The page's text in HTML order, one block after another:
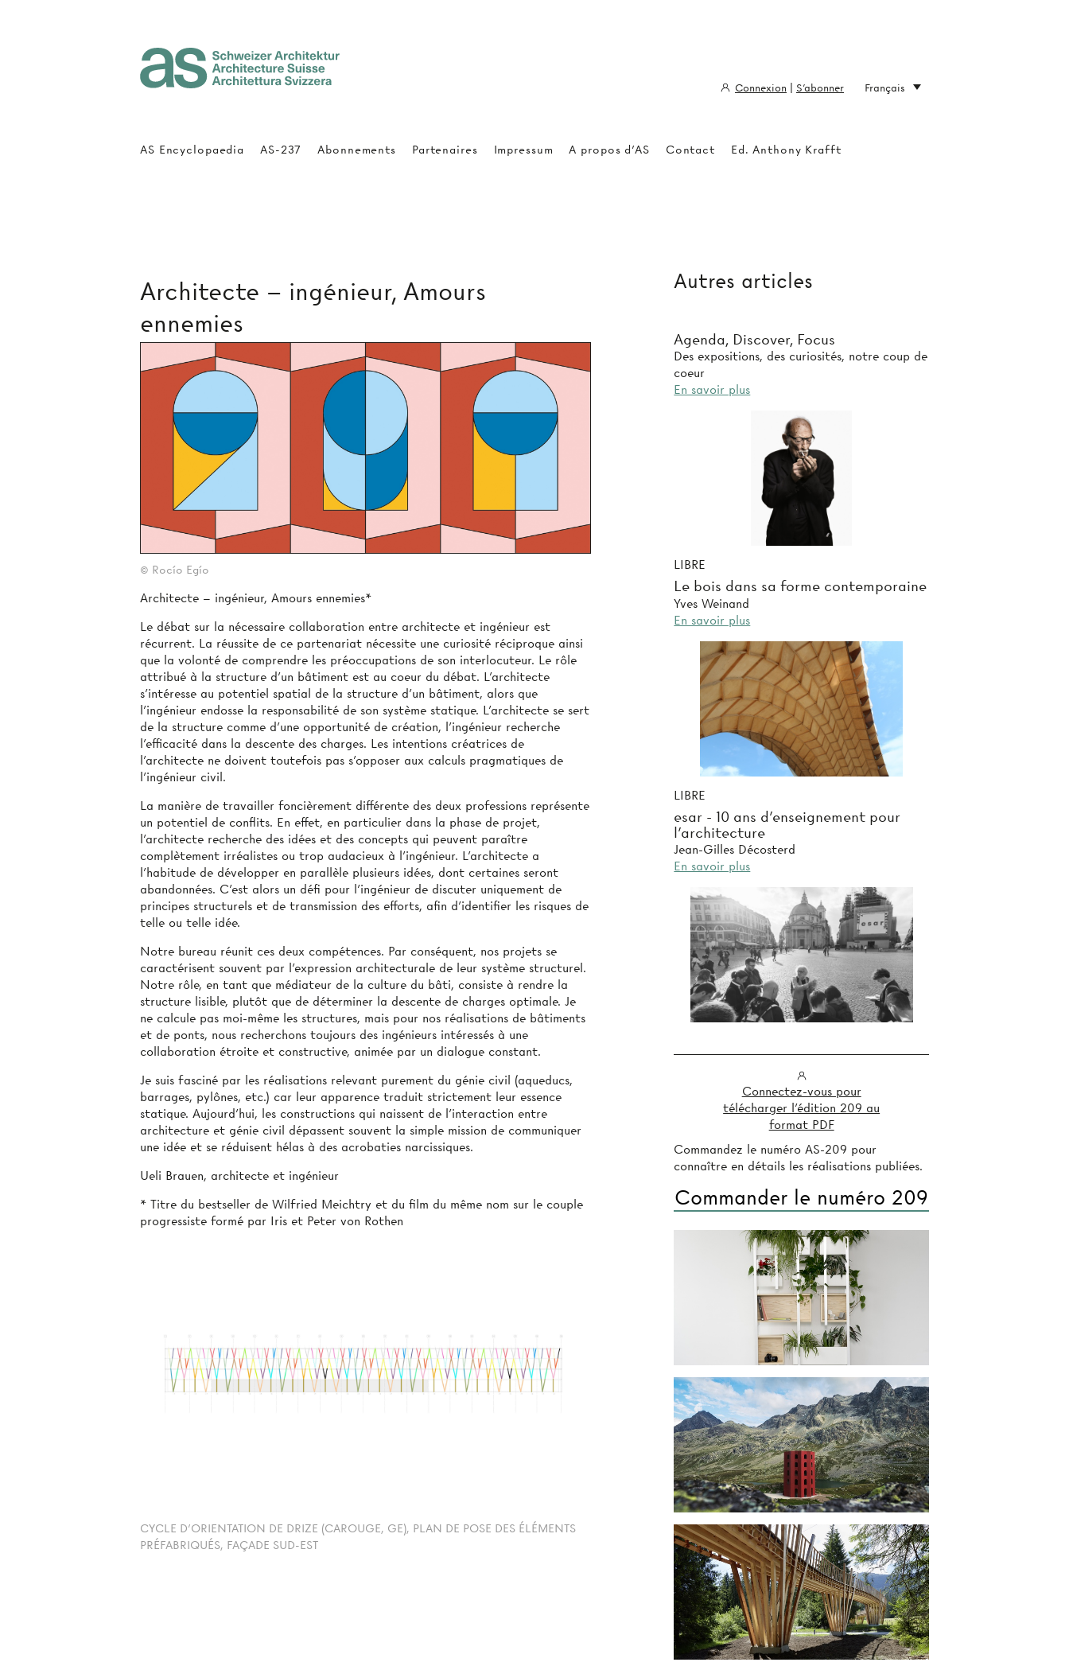
Architecte – ingénieur, Amours
ennemies
© Rocío Egío
Architecte – ingénieur, Amours ennemies*
Le débat sur la nécessaire collaboration entre architecte et ingénieur est
récurrent. La réussite de ce partenariat nécessite une curiosité réciproque ainsi
que la volonté de comprendre les préoccupations de son interlocuteur. Le rôle
attribué à la structure d’un bâtiment est au coeur du débat. L’architecte
s’intéresse au potentiel spatial de la structure d’un bâtiment, alors que
l’ingénieur endosse la responsabilité de son système statique. L’architecte se sert
de la structure comme d’une opportunité de création, l’ingénieur recherche
l’efficacité dans la descente des charges. Les intentions créatrices de
l’architecte ne doivent toutefois pas s’opposer aux calculs pragmatiques de
l’ingénieur civil.
La manière de travailler foncièrement différente des deux professions représente
un potentiel de conflits. En effet, en particulier dans la phase de projet,
l’architecte recherche des idées et des concepts qui peuvent paraître
complètement irréalistes ou trop audacieux à l’ingénieur. L’architecte a
l’habitude de développer en parallèle plusieurs idées, dont certaines seront
abandonnées. C’est alors un défi pour l’ingénieur de discuter uniquement de
principes structurels et de transmission des efforts, afin d’identifier les risques de
telle ou telle idée.
Notre bureau réunit ces deux compétences. Par conséquent, nos projets se
caractérisent souvent par l’expression architecturale de leur système structurel.
Notre rôle, en tant que médiateur de la culture du bâti, consiste à rendre la
structure lisible, plutôt que de déterminer la descente de charges optimale. Je
ne calcule pas moi-même les structures, mais pour nos réalisations de bâtiments
et de ponts, nous recherchons toujours des ingénieurs intéressés à une
collaboration étroite et constructive, animée par un dialogue constant.
Je suis fasciné par les réalisations relevant purement du génie civil (aqueducs,
barrages, pylônes, etc.) car leur apparence traduit strictement leur essence
statique. Aujourd’hui, les constructions qui naissent de l’interaction entre
architecture et génie civil dépassent souvent la simple mission de communiquer
une idée et se réduisent hélas à des acrobaties narcissiques.
Ueli Brauen, architecte et ingénieur
* Titre du bestseller de Wilfried Meichtry et du film du même nom sur le couple
progressiste formé par Iris et Peter von Rothen
CYCLE D’ORIENTATION DE DRIZE (CAROUGE, GE), PLAN DE POSE DES ÉLÉMENTS
PRÉFABRIQUÉS, FAÇADE SUD-EST
Autres articles
Agenda, Discover, Focus
Des expositions, des curiosités, notre coup de
coeur
En savoir plus
LIBRE
Le bois dans sa forme contemporaine
Yves Weinand
En savoir plus
LIBRE
esar - 10 ans d'enseignement pour
l'architecture
Jean-Gilles Décosterd
En savoir plus
Connectez-vous pour
télécharger l'édition 209 au
format PDF
Commandez le numéro AS-209 pour
connaître en détails les réalisations publiées.
Commander le numéro 209
AS Encyclopaedia AS-237 Abonnements Partenaires Impressum A propos d'AS Contact Ed. Anthony Krafft
Connexion S'abonner Français